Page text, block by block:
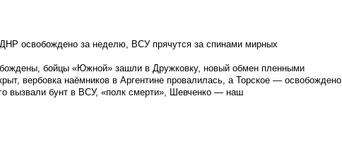
освобождено за неделю, ВСУ прячутся за спинами мирных
бойцы «Южной» зашли в Дружковку, новый обмен пленными
вербовка наёмников в Аргентине провалилась, а Торское — освобождено
вызвали бунт в ВСУ, «полк смерти», Шевченко — наш